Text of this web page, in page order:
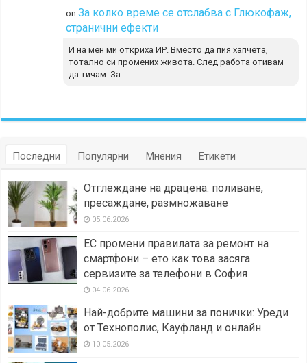
onЗа колко време се отслабва с Глюкофаж,
странични ефекти
И на мен ми откриха ИР. Вместо да пия хапчета,
тотално си промених живота. След работа отивам
да тичам. За
Последни Популярни Мнения Етикети
Отглеждане на драцена: поливане,
пресаждане, размножаване
05.06.2026
ЕС промени правилата за ремонт на
смартфони – ето как това засяга
сервизите за телефони в София
04.06.2026
Най-добрите машини за понички: Уреди
от Технополис, Кауфланд и онлайн
10.05.2026